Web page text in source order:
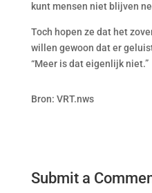
kunt mensen niet blijven
Toch hopen ze dat het
willen gewoon dat er
“Meer is dat eigenlijk niet.”
Bron: VRT.nws
Submit a